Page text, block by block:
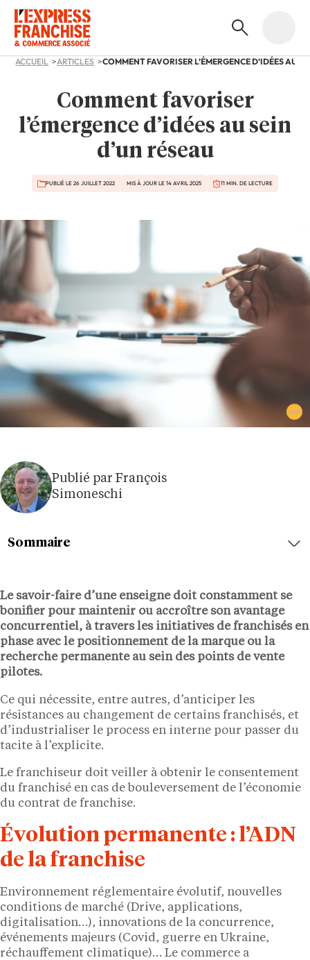
ACCUEIL ARTICLES
Comment favoriser
l’émergence d’idées au sein
d’un réseau
PUBLIÉ LE 26 JUILLET 2022 MIS À JOUR LE 14 AVRIL 2025 11 MIN. DE LECTURE
Publié par François
Simoneschi
Le savoir-faire d’une enseigne doit constamment se
bonifier pour maintenir ou accroître son avantage
concurrentiel, à travers les initiatives de franchisés en
phase avec le positionnement de la marque ou la
recherche permanente au sein des points de vente
pilotes.
Ce qui nécessite, entre autres, d’anticiper les
résistances au changement de certains franchisés, et
d’industrialiser le process en interne pour passer du
tacite à l’explicite.
Le franchiseur doit veiller à obtenir le consentement
du franchisé en cas de bouleversement de l’économie
du contrat de franchise.
Évolution permanente : l’ADN
de la franchise
Environnement réglementaire évolutif, nouvelles
conditions de marché (Drive, applications,
digitalisation…), innovations de la concurrence,
événements majeurs (Covid, guerre en Ukraine,
réchauffement climatique)… Le commerce a
Sommaire